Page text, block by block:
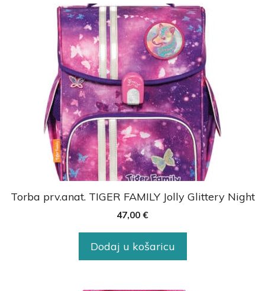
Torba prv.anat. TIGER FAMILY Jolly Glittery Night
47,00 €
Dodaj u košaricu